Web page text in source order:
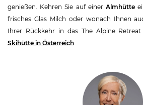
genießen. Kehren Sie auf einer Almhütte
frisches Glas Milch oder wonach Ihnen
Ihrer Rückkehr in das The Alpine
Skihütte in Österreich